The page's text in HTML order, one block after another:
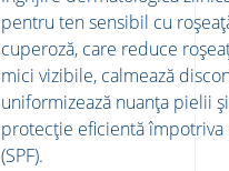
pentru ten sensibil cu
cuperoză, care reduce
mici vizibile, calmează
uniformizează nuanța pielii
protecție eficientă împotriva
(SPF).